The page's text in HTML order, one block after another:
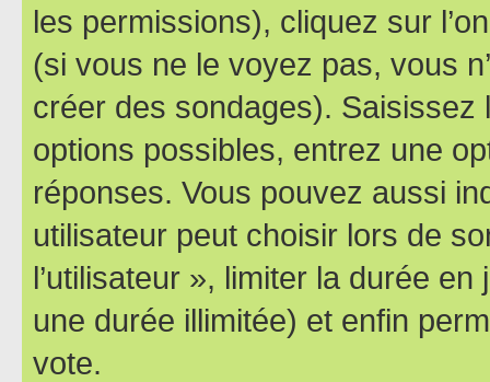
les permissions), cliquez sur
(si vous ne le voyez pas, vous
créer des sondages).
options possibles, entrez une
réponses. Vous pouvez aussi
utilisateur peut choisir lors de
l’utilisateur », limiter la durée
une durée illimitée) et enfin
vote.